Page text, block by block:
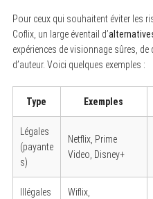
Pour ceux qui souhaitent éviter les
Coflix, un large éventail d’
expériences de visionnage sûres,
d’auteur. Voici quelques exemples :
Type Exemples
Légales
(payante
s)
Netflix, Prime
Video, Disney+
Illégales
Wiflix,